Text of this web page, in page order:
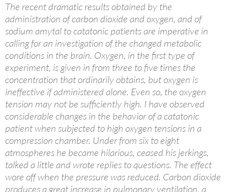
The recent dramatic results obtained by the
administration of carbon dioxide and oxygen, and of
sodium amytal to catatonic patients are imperative in
calling for an investigation of the changed metabolic
conditions in the brain. Oxygen, in the first type of
experiment, is given in from three to five times the
concentration that ordinarily obtains, but oxygen is
ineffective if administered alone. Even so, the oxygen
tension may not be sufficiently high. I have observed
considerable changes in the behavior of a catatonic
patient when subjected to high oxygen tensions in a
compression chamber. Under from six to eight
atmospheres he became hilarious, ceased his jerkings,
talked a little and wrote replies to questions. The effect
wore off when the pressure was reduced. Carbon dioxide
produces a great increase in pulmonary ventilation, a